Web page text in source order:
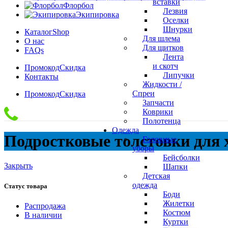
Лезвия
Оселки
Шнурки
Для шлема
Для щитков
Лента
и скотч
Липучки
Жидкости /
Спреи
Запчасти
Коврики
Полотенца
Одежда
Головные
уборы
Бейсболки
Шапки
Детская
одежда
Боди
Жилетки
Костюм
Куртки
Флорбол
Экипировка
КаталогShop
О нас
FAQs
ПромокодСкидка
Контакты
ПромокодСкидка
Подростковые толстовки для
Закрыть
Статус товара
Распродажа
В наличии